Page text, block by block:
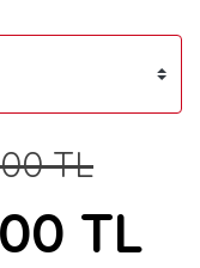
TL
TL